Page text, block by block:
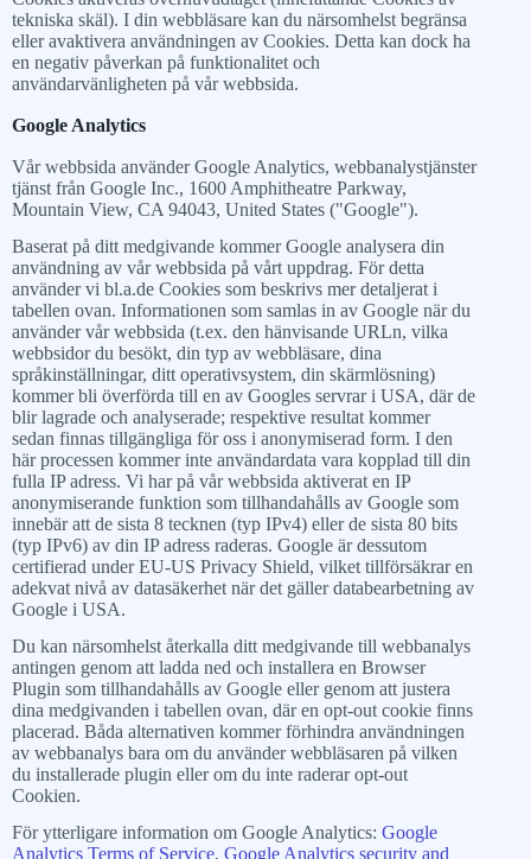
tekniska skäl). I din webbläsare kan du närsomhelst begränsa
eller avaktivera användningen av Cookies. Detta kan dock ha
en negativ påverkan på funktionalitet och
användarvänligheten på vår webbsida.
Google Analytics
Vår webbsida använder Google Analytics, webbanalystjänster
tjänst från Google Inc., 1600 Amphitheatre Parkway,
Mountain View, CA 94043, United States ("Google").
Baserat på ditt medgivande kommer Google analysera din
användning av vår webbsida på vårt uppdrag. För detta
använder vi bl.a.de Cookies som beskrivs mer detaljerat i
tabellen ovan. Informationen som samlas in av Google när du
använder vår webbsida (t.ex. den hänvisande URLn, vilka
webbsidor du besökt, din typ av webbläsare, dina
språkinställningar, ditt operativsystem, din skärmlösning)
kommer bli överförda till en av Googles servrar i USA, där de
blir lagrade och analyserade; respektive resultat kommer
sedan finnas tillgängliga för oss i anonymiserad form. I den
här processen kommer inte användardata vara kopplad till din
fulla IP adress. Vi har på vår webbsida aktiverat en IP
anonymiserande funktion som tillhandahålls av Google som
innebär att de sista 8 tecknen (typ IPv4) eller de sista 80 bits
(typ IPv6) av din IP adress raderas. Google är dessutom
certifierad under EU-US Privacy Shield, vilket tillförsäkrar en
adekvat nivå av datasäkerhet när det gäller databearbetning av
Google i USA.
Du kan närsomhelst återkalla ditt medgivande till webbanalys
antingen genom att ladda ned och installera en Browser
Plugin som tillhandahålls av Google eller genom att justera
dina medgivanden i tabellen ovan, där en opt-out cookie finns
placerad. Båda alternativen kommer förhindra användningen
av webbanalys bara om du använder webbläsaren på vilken
du installerade plugin eller om du inte raderar opt-out
Cookien.
För ytterligare information om Google Analytics: Google
Analytics Terms of Service, Google Analytics security and